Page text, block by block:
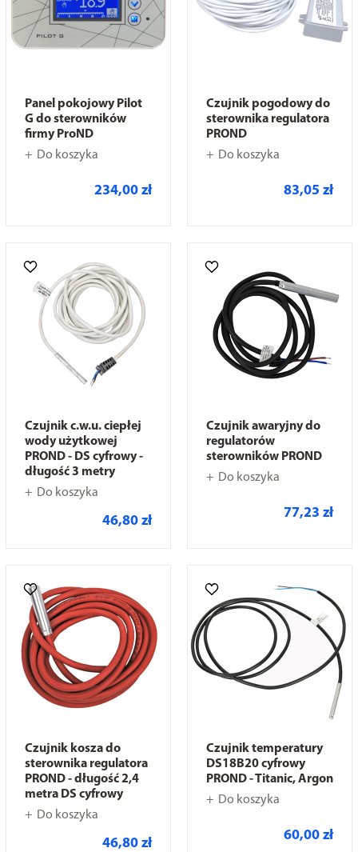
Panel pokojowy Pilot
G do sterowników
firmy ProND
Do koszyka
234,00 zł
Czujnik pogodowy do
sterownika regulatora
PROND
Do koszyka
83,05 zł
Czujnik c.w.u. ciepłej
wody użytkowej
PROND - DS cyfrowy -
długość 3 metry
Do koszyka
46,80 zł
Czujnik awaryjny do
regulatorów
sterowników PROND
Do koszyka
77,23 zł
Czujnik kosza do
sterownika regulatora
PROND - długość 2,4
metra DS cyfrowy
Do koszyka
46,80 zł
Czujnik temperatury
DS18B20 cyfrowy
PROND - Titanic, Argon
Do koszyka
60,00 zł